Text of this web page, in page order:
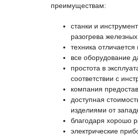
преимуществам:
станки и
разогрева
техника
все оборудование
простота в
соответствии с
компания
доступная
изделиями от
благодаря хорошо
электрические